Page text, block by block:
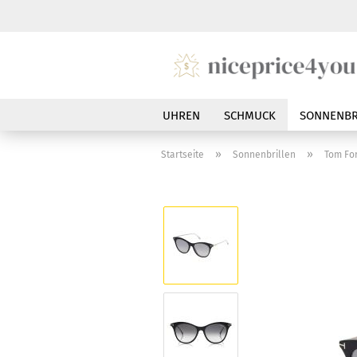
UHREN SCHMUCK
Startseite » Sonnenbrillen » Tom